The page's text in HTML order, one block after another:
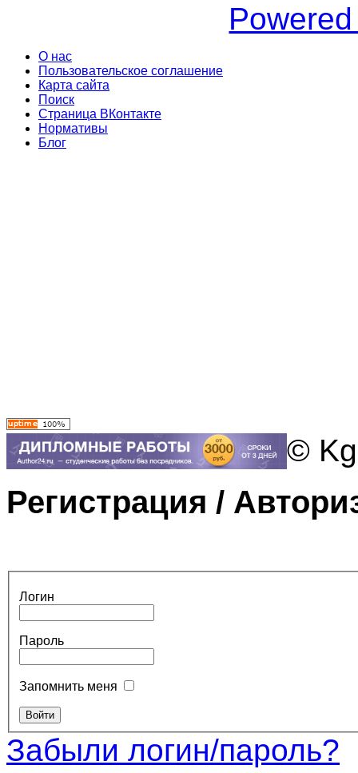
О нас
Пользовательское соглашение
Карта сайта
Поиск
Страница ВКонтакте
Нормативы
Блог
©
Регистрация /
Логин
Пароль
Запомнить меня
Забыли логин/пароль?